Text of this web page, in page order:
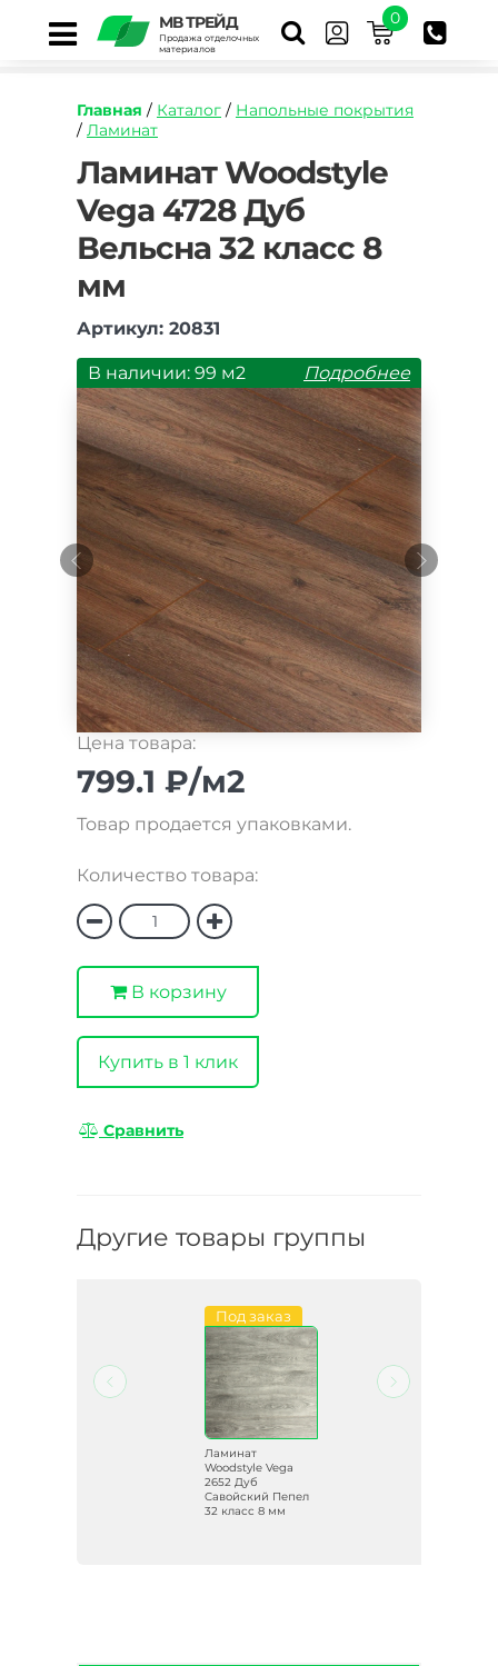
МВ ТРЕЙД
Продажа отделочных
материалов
0
Главная / Каталог / Напольные покрытия
/ Ламинат
https://mvtrade.ru/images/id/normal/laminat-
woodstyle-
vega-
4728-
dub-
32-
8-
mm.jpg
Ламинат Woodstyle
Vega 4728 Дуб
Вельсна 32 класс 8
мм
Артикул: 20831
В наличии: 99 м2 Подробнее
Цена товара:
799.1 ₽/м2
Товар продается упаковками.
Количество товара:
В корзину
Купить в 1 клик
Сравнить
Другие товары группы
Под заказ
Ламинат
Woodstyle Vega
2652 Дуб
Савойский Пепел
32 класс 8 мм